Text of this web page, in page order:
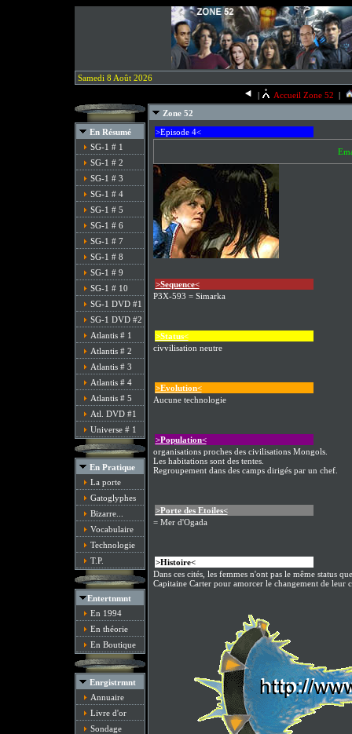
Samedi 8 Août 2026
|
Accueil Zone 52 |
En Résumé
SG-1 # 1
SG-1 # 2
SG-1 # 3
SG-1 # 4
SG-1 # 5
SG-1 # 6
SG-1 # 7
SG-1 # 8
SG-1 # 9
SG-1 # 10
SG-1 DVD #1
SG-1 DVD #2
Atlantis # 1
Atlantis # 2
Atlantis # 3
Atlantis # 4
Atlantis # 5
Atl. DVD #1
Universe # 1
En Pratique
La porte
Gatoglyphes
Bizarre...
Vocabulaire
Technologie
T.P.
Entertnmnt
En 1994
En théorie
En Boutique
Enrgistrmnt
Annuaire
Livre d'or
Sondage
Zone 52
>Episode 4<
>Sequence<
P3X-593 = Simarka
>Status<
civvilisation neutre
>Evolution<
Aucune technologie
>Population<
organisations proches des civilisations Mongols.
Les habitations sont des tentes.
Regroupement dans des camps dirigés par un chef.
>Porte des Etoiles<
= Mer d'Ogada
>Histoire<
Dans ces cités, les femmes n'ont pas le même status
Capitaine Carter pour amorcer le changement de leur